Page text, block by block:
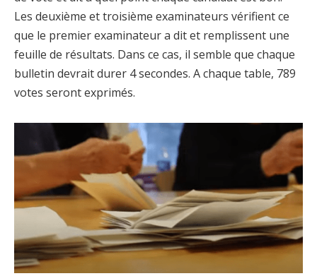
Les deuxième et troisième examinateurs vérifient ce
que le premier examinateur a dit et remplissent une
feuille de résultats. Dans ce cas, il semble que chaque
bulletin devrait durer 4 secondes. A chaque table, 789
votes seront exprimés.